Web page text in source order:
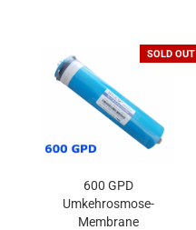
SOLD OUT
600 GPD
Umkehrosmose-
Membrane